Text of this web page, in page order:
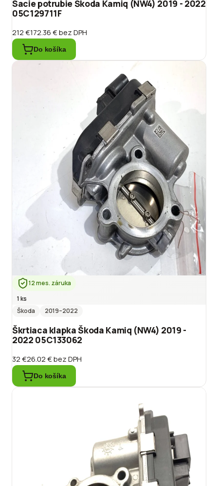
Sacie potrubie Škoda Kamiq (NW4) 2019 - 2022
05C129711F
212 €172.36 €bez DPH
Do košíka
12 mes. záruka
1 ks
Škoda
2019–2022
Škrtiaca klapka Škoda Kamiq (NW4) 2019 -
2022 05C133062
32 €26.02 €bez DPH
Do košíka